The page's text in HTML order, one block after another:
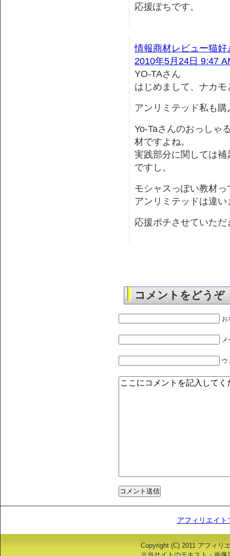
応援ぽちです。
情報商材レビュー猫
2010年5月24日 9:47
YO-TAさん
はじめまして、ナカ
アンリミテッド私も
Yo-Taさんのおっしゃ
材ですよね。
実践部分に関しては
ですし。
モシャスっぽい教材
アンリミテッドは違
応援ポチさせていただ
コメントをどうぞ
お
メ
ウ
アフィリエイ
Copyright (C) 2011 アフィリ
※当サイトのテキスト・画像